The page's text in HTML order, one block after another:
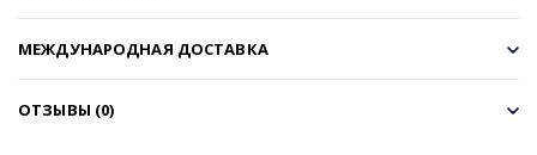
МЕЖДУНАРОДНАЯ ДОСТАВКА
ОТЗЫВЫ (0)